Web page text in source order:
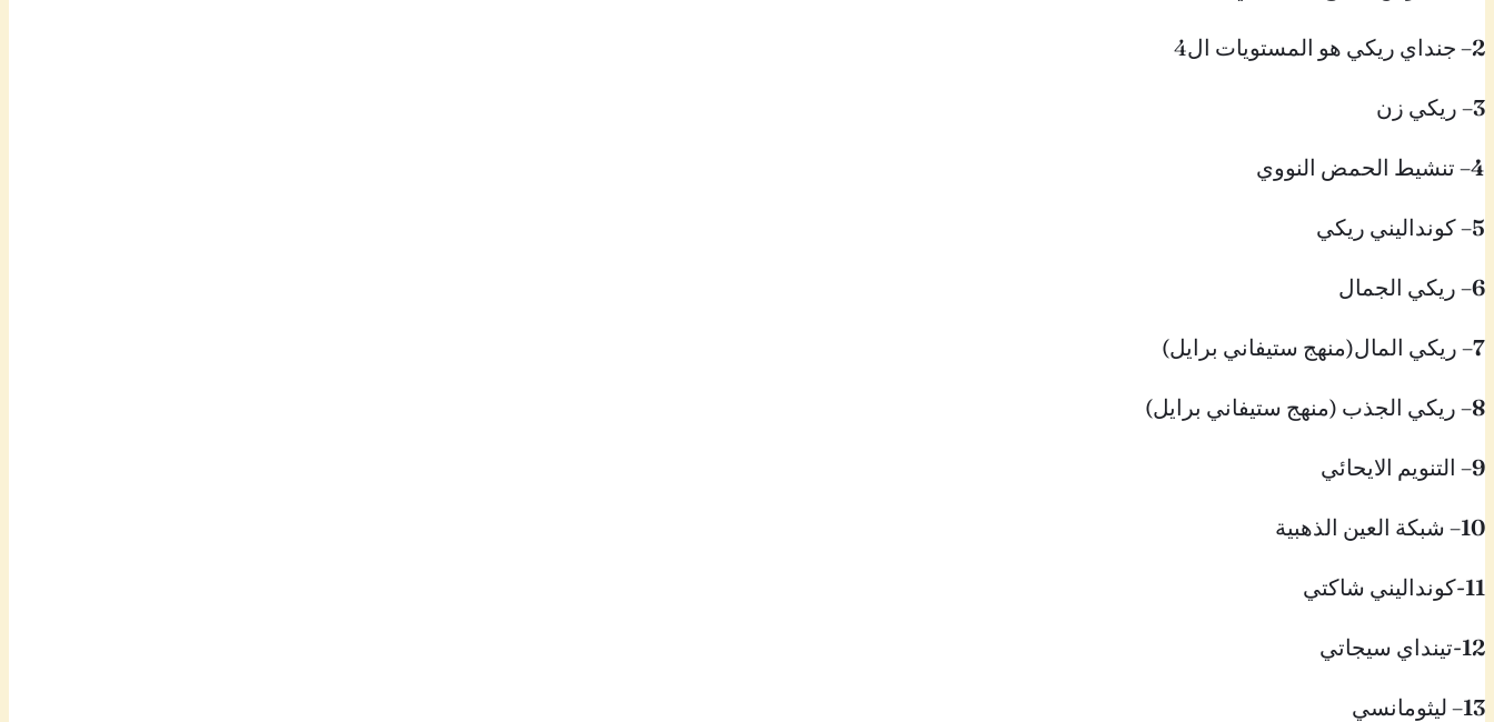
2– جنداي ريكي هو المستويات ال4
3– ريكي زن
4– تنشيط الحمض النووي
5– كونداليني ريكي
6– ريكي الجمال
7– ريكي المال(منهج ستيفاني برايل)
8– ريكي الجذب (منهج ستيفاني برايل)
9– التنويم الايحائي
10– شبكة العين الذهبية
11-كونداليني شاكتي
12-تينداي سيجاتي
13– ليثومانسي